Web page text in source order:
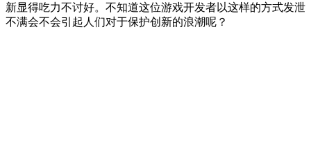
新显得吃力不讨好。不知道这位游戏开发者以这样的方式发泄
不满会不会引起人们对于保护创新的浪潮呢？